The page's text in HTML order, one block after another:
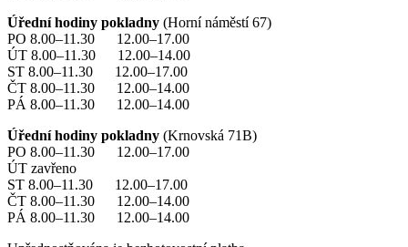
Úřední hodiny pokladny (Horní náměstí 67)
PO 8.00–11.30 12.00–17.00
ÚT 8.00–11.30 12.00–14.00
ST 8.00–11.30 12.00–17.00
ČT 8.00–11.30 12.00–14.00
PÁ 8.00–11.30 12.00–14.00
Úřední hodiny pokladny (Krnovská 71B)
PO 8.00–11.30 12.00–17.00
ÚT zavřeno
ST 8.00–11.30 12.00–17.00
ČT 8.00–11.30 12.00–14.00
PÁ 8.00–11.30 12.00–14.00